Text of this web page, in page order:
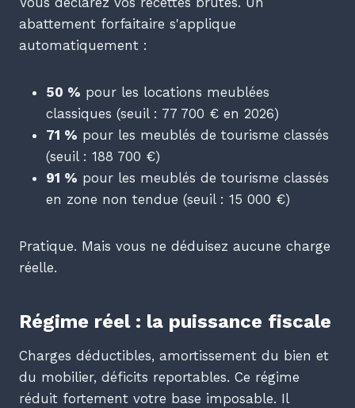
abattement forfaitaire s'applique
automatiquement :
50 % pour les locations meublées
classiques (seuil : 77 700 € en 2026)
71 % pour les meublés de tourisme classés
(seuil : 188 700 €)
91 % pour les meublés de tourisme classés
en zone non tendue (seuil : 15 000 €)
Pratique. Mais vous ne déduisez aucune charge
réelle.
Régime réel : la puissance fiscale
Charges déductibles, amortissement du bien et
du mobilier, déficits reportables. Ce régime
réduit fortement votre base imposable. Il